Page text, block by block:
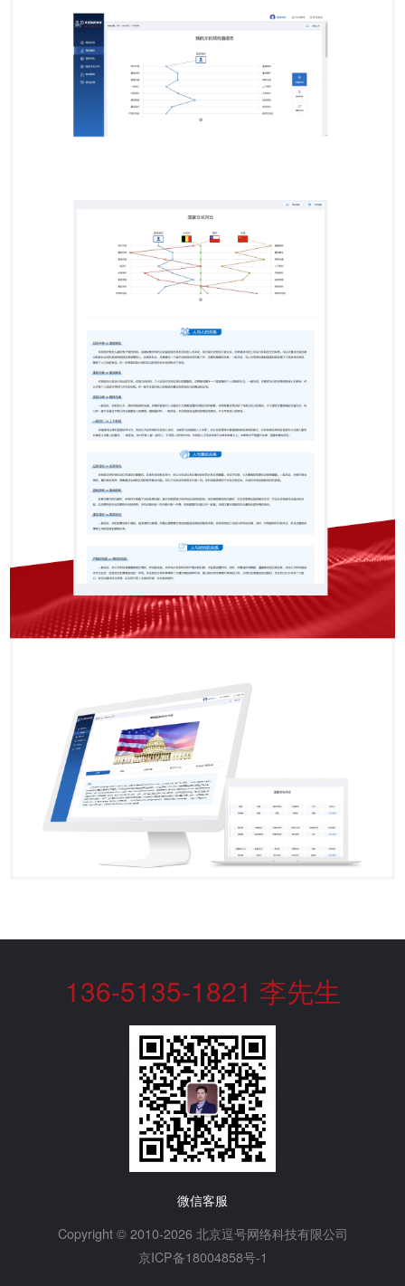
136-5135-1821 李先生
微信客服
Copyright © 2010-2026 北京逗号网络科技有限公司
京ICP备18004858号-1